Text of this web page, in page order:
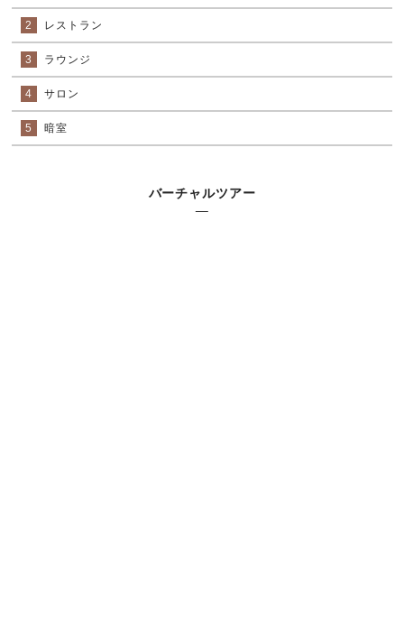
2 レストラン
3 ラウンジ
4 サロン
5 暗室
バーチャルツアー